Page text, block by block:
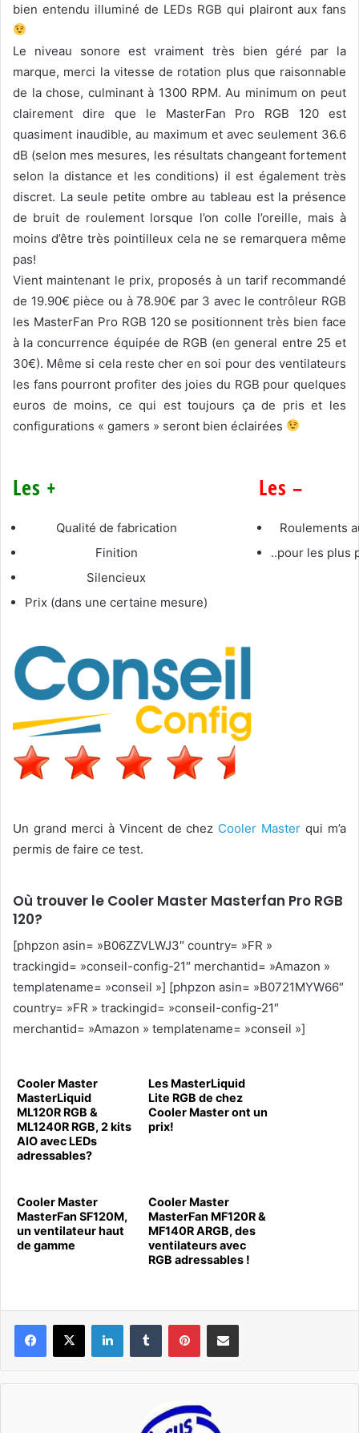
bien entendu illuminé de LEDs RGB qui plairont aux fans
Le niveau sonore est vraiment très bien géré par la
marque, merci la vitesse de rotation plus que raisonnable
de la chose, culminant à 1300 RPM. Au minimum on peut
clairement dire que le MasterFan Pro RGB 120 est
quasiment inaudible, au maximum et avec seulement 36.6
dB (selon mes mesures, les résultats changeant fortement
selon la distance et les conditions) il est également très
discret. La seule petite ombre au tableau est la présence
de bruit de roulement lorsque l’on colle l’oreille, mais à
moins d’être très pointilleux cela ne se remarquera même
pas!
Vient maintenant le prix, proposés à un tarif recommandé
de 19.90€ pièce ou à 78.90€ par 3 avec le contrôleur RGB
les MasterFan Pro RGB 120 se positionnent très bien face
à la concurrence équipée de RGB (en general entre 25 et
30€). Même si cela reste cher en soi pour des ventilateurs
les fans pourront profiter des joies du RGB pour quelques
euros de moins, ce qui est toujours ça de pris et les
configurations « gamers » seront bien éclairées
Les +
Qualité de fabrication
Finition
Silencieux
Prix (dans une certaine mesure)
Les –
Roulements
..pour les plus
Un grand merci à Vincent de chez Cooler Master qui m’a
permis de faire ce test.
Où trouver le Cooler Master Masterfan Pro RGB
120?
[phpzon asin= »B06ZZVLWJ3″ country= »FR »
trackingid= »conseil-config-21″ merchantid= »Amazon »
templatename= »conseil »] [phpzon asin= »B0721MYW66″
country= »FR » trackingid= »conseil-config-21″
merchantid= »Amazon » templatename= »conseil »]
Cooler Master
MasterLiquid
ML120R RGB &
ML1240R RGB, 2 kits
AIO avec LEDs
adressables?
Les MasterLiquid
Lite RGB de chez
Cooler Master ont un
prix!
Cooler Master
MasterFan SF120M,
un ventilateur haut
de gamme
Cooler Master
MasterFan MF120R &
MF140R ARGB, des
ventilateurs avec
RGB adressables !